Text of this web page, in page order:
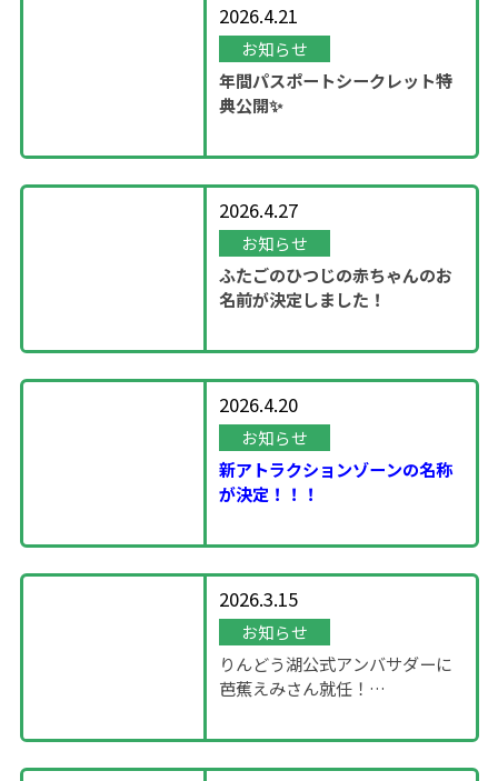
2026.4.21
お知らせ
年間パスポートシークレット特
典公開✨
2026.4.27
お知らせ
ふたごのひつじの赤ちゃんのお
名前が決定しました！
2026.4.20
お知らせ
新アトラクションゾーンの名称
が決定！！！
2026.3.15
お知らせ
りんどう湖公式アンバサダーに
芭蕉えみさん就任！